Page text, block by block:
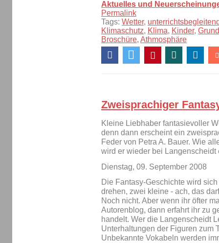
Aktuelles und
Permalink
Tags: Wetter,
Klimaschutz, Klima, Kinder,
Broschüre, Athmosphäre
Zweisprachiger
Kleine Liebhaber fantasievoller
denn dann erscheint ein
Feder von Petra A. Bauer. Wie
wird er wieder bei Langenscheidt
Dienstag, 09. September 2008
Die Fantasy-Geschichte wird
drehen, zwei kleine - ach, das
Noch nicht. Aber wenn ihr öfter
Autorenblog, dann erfahrt ihr zu
handelt. Wer die Langenscheidt
Unterhaltungen der Figuren zum
Unbekannte Vokabeln werden